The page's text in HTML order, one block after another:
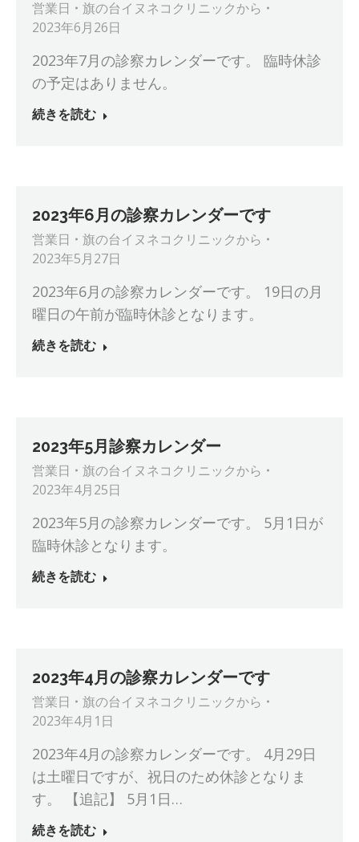
営業日 旗の台イヌネコクリニックから
2023年6月26日
2023年7月の診察カレンダーです。 臨時休診
の予定はありません。
続きを読む
2023年6月の診察カレンダーです
営業日 旗の台イヌネコクリニックから
2023年5月27日
2023年6月の診察カレンダーです。 19日の月
曜日の午前が臨時休診となります。
続きを読む
2023年5月診察カレンダー
営業日 旗の台イヌネコクリニックから
2023年4月25日
2023年5月の診察カレンダーです。 5月1日が
臨時休診となります。
続きを読む
2023年4月の診察カレンダーです
営業日 旗の台イヌネコクリニックから
2023年4月1日
2023年4月の診察カレンダーです。 4月29日
は土曜日ですが、祝日のため休診となりま
す。 【追記】 5月1日…
続きを読む